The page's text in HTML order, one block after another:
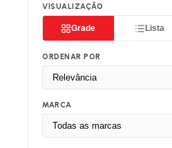
VISUALIZAÇÃO
Grade Lista
ORDENAR POR
MARCA